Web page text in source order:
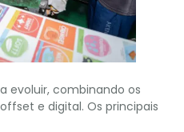
evoluir, combinando os
e digital. Os principais